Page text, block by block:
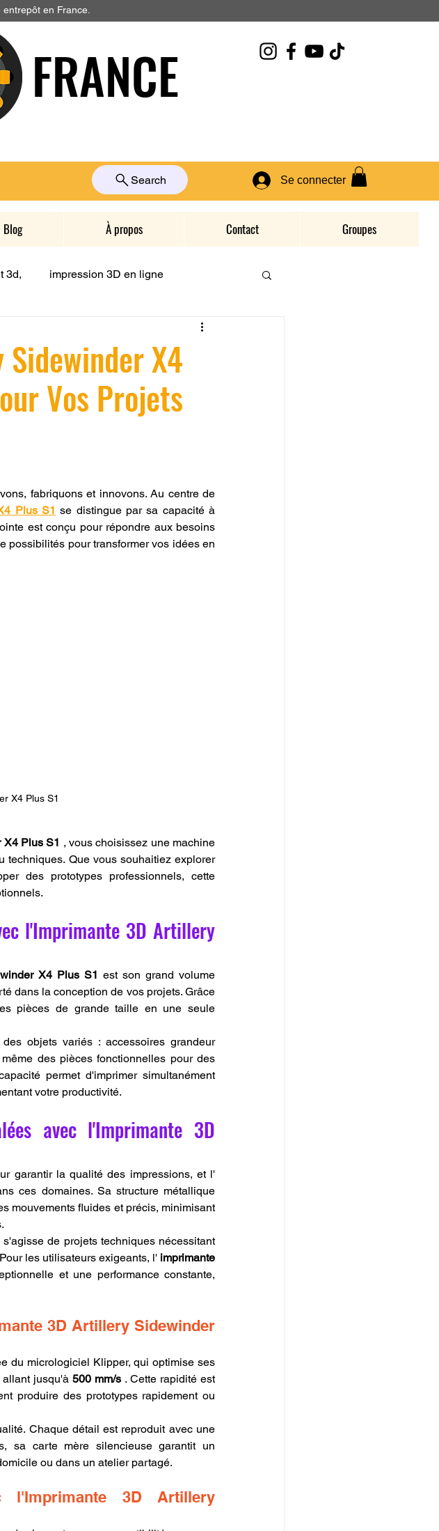
en France.
Se connecter
Search
Blog À propos Contact Groupes
3d, impression 3D en ligne
3D à la demande Formation 3D en ligne.
CRÉALITY SPARK X I7 CREALITY
PRINT
X4
Vos Projets
fabriquons et innovons. Au centre de
Plus S1 se distingue par sa capacité à
est conçu pour répondre aux besoins
possibilités pour transformer vos idées en
X4 Plus S1
Plus S1 , vous choisissez une machine
techniques. Que vous souhaitiez explorer
des prototypes professionnels, cette
l'Imprimante 3D Artillery
X4 Plus S1 est son grand volume
dans la conception de vos projets. Grâce
pièces de grande taille en une seule
objets variés : accessoires grandeur
des pièces fonctionnelles pour des
permet d'imprimer simultanément
votre productivité.
avec l'Imprimante 3D
ces domaines. Sa structure métallique
mouvements fluides et précis, minimisant
de projets techniques nécessitant
les utilisateurs exigeants, l' imprimante
et une performance constante,
3D Artillery Sidewinder
du micrologiciel Klipper, qui optimise ses
allant jusqu'à 500 mm/s . Cette rapidité est
produire des prototypes rapidement ou
Chaque détail est reproduit avec une
sa carte mère silencieuse garantit un
ou dans un atelier partagé.
l'Imprimante 3D Artillery